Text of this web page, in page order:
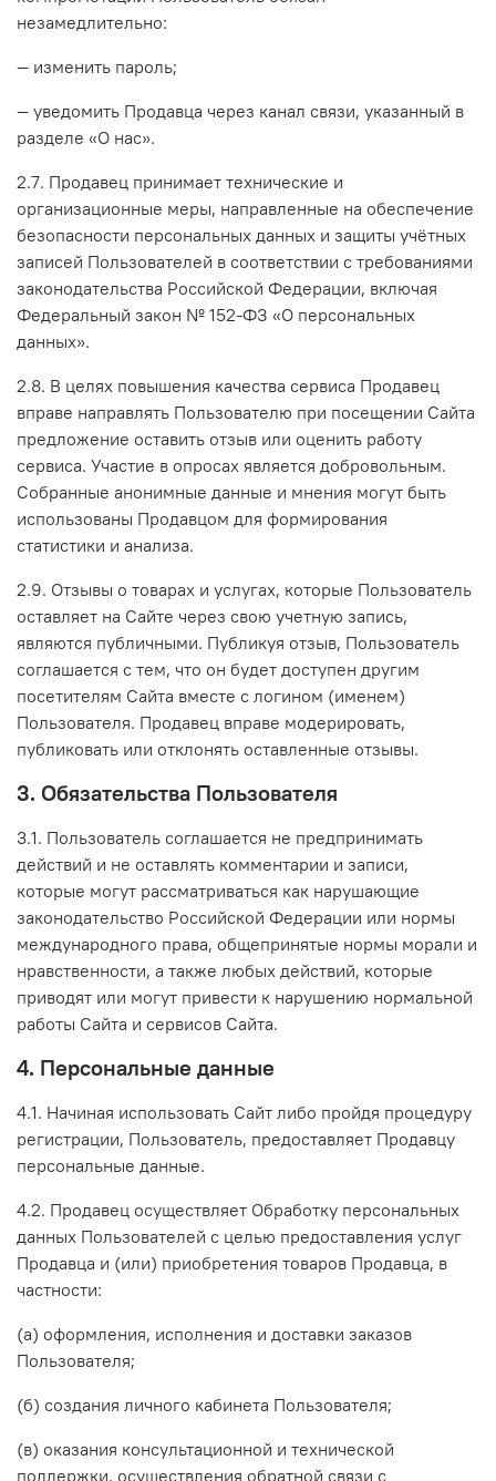
незамедлительно:
— изменить пароль;
— уведомить Продавца через канал связи, указанный в
разделе «О нас».
2.7. Продавец принимает технические и
организационные меры, направленные на обеспечение
безопасности персональных данных и защиты учётных
записей Пользователей в соответствии с требованиями
законодательства Российской Федерации, включая
Федеральный закон № 152-ФЗ «О персональных
данных».
2.8. В целях повышения качества сервиса Продавец
вправе направлять Пользователю при посещении Сайта
предложение оставить отзыв или оценить работу
сервиса. Участие в опросах является добровольным.
Собранные анонимные данные и мнения могут быть
использованы Продавцом для формирования
статистики и анализа.
2.9. Отзывы о товарах и услугах, которые Пользователь
оставляет на Сайте через свою учетную запись,
являются публичными. Публикуя отзыв, Пользователь
соглашается с тем, что он будет доступен другим
посетителям Сайта вместе с логином (именем)
Пользователя. Продавец вправе модерировать,
публиковать или отклонять оставленные отзывы.
3. Обязательства Пользователя
3.1. Пользователь соглашается не предпринимать
действий и не оставлять комментарии и записи,
которые могут рассматриваться как нарушающие
законодательство Российской Федерации или нормы
международного права, общепринятые нормы морали и
нравственности, а также любых действий, которые
приводят или могут привести к нарушению нормальной
работы Сайта и сервисов Сайта.
4. Персональные данные
4.1. Начиная использовать Сайт либо пройдя процедуру
регистрации, Пользователь, предоставляет Продавцу
персональные данные.
4.2. Продавец осуществляет Обработку персональных
данных Пользователей с целью предоставления услуг
Продавца и (или) приобретения товаров Продавца, в
частности:
(а) оформления, исполнения и доставки заказов
Пользователя;
(б) создания личного кабинета Пользователя;
(в) оказания консультационной и технической
поддержки, осуществления обратной связи с